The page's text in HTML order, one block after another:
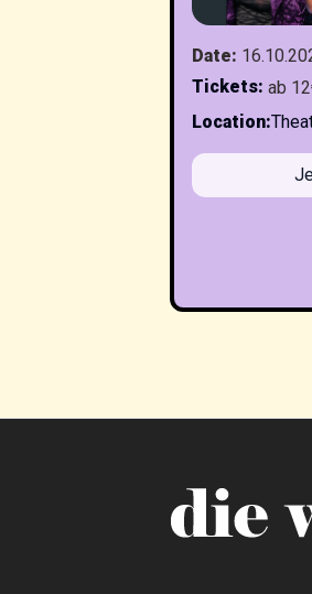
Date:
Tickets: ab
Location: